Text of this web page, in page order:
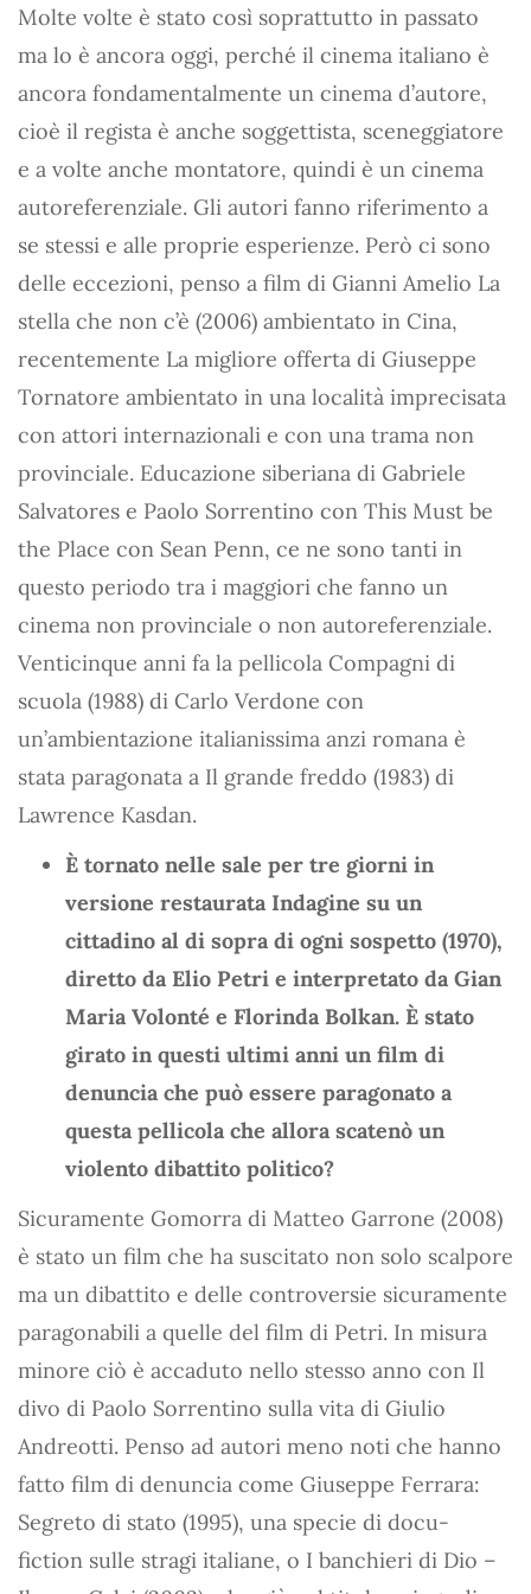
Molte volte è stato così soprattutto in passato
ma lo è ancora oggi, perché il cinema italiano è
ancora fondamentalmente un cinema d’autore,
cioè il regista è anche soggettista, sceneggiatore
e a volte anche montatore, quindi è un cinema
autoreferenziale. Gli autori fanno riferimento a
se stessi e alle proprie esperienze. Però ci sono
delle eccezioni, penso a film di Gianni Amelio La
stella che non c’è (2006) ambientato in Cina,
recentemente La migliore offerta di Giuseppe
Tornatore ambientato in una località imprecisata
con attori internazionali e con una trama non
provinciale. Educazione siberiana di Gabriele
Salvatores e Paolo Sorrentino con This Must be
the Place con Sean Penn, ce ne sono tanti in
questo periodo tra i maggiori che fanno un
cinema non provinciale o non autoreferenziale.
Venticinque anni fa la pellicola Compagni di
scuola (1988) di Carlo Verdone con
un’ambientazione italianissima anzi romana è
stata paragonata a Il grande freddo (1983) di
Lawrence Kasdan.
È tornato nelle sale per tre giorni in
versione restaurata Indagine su un
cittadino al di sopra di ogni sospetto (1970),
diretto da Elio Petri e interpretato da Gian
Maria Volonté e Florinda Bolkan. È stato
girato in questi ultimi anni un film di
denuncia che può essere paragonato a
questa pellicola che allora scatenò un
violento dibattito politico?
Sicuramente Gomorra di Matteo Garrone (2008)
è stato un film che ha suscitato non solo scalpore
ma un dibattito e delle controversie sicuramente
paragonabili a quelle del film di Petri. In misura
minore ciò è accaduto nello stesso anno con Il
divo di Paolo Sorrentino sulla vita di Giulio
Andreotti. Penso ad autori meno noti che hanno
fatto film di denuncia come Giuseppe Ferrara:
Segreto di stato (1995), una specie di docu-
fiction sulle stragi italiane, o I banchieri di Dio –